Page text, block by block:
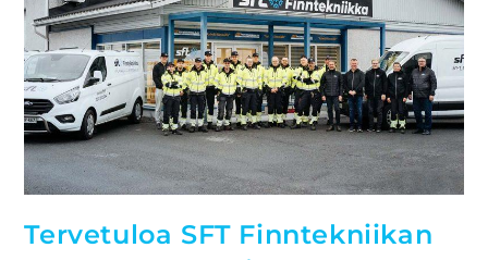
Tervetuloa SFT Finntekniikan